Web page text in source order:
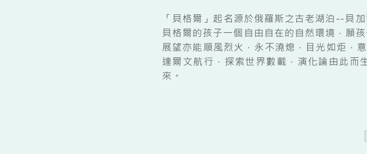
「貝格爾」起名源於俄羅斯之古老湖泊--貝
貝格爾的孩子一個自由自在的自然環境，願
展望亦能順風烈火，永不澆熄，目光如炬，
達爾文航行，探索世界數載，演化論由此而
來。